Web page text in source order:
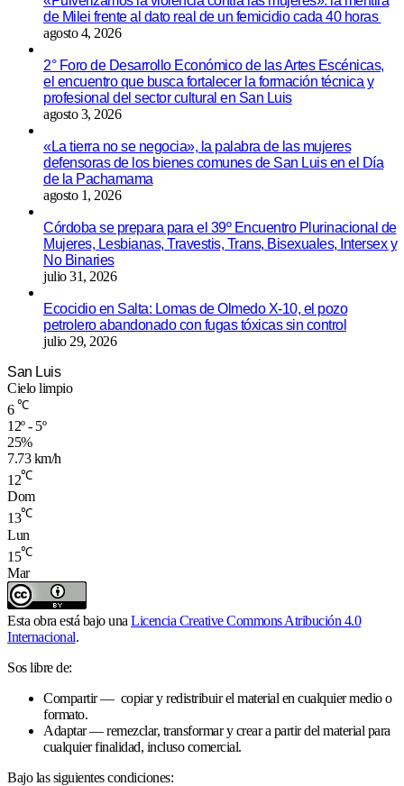
de Milei frente al dato real de un femicidio cada 40 horas
agosto 4, 2026
2° Foro de Desarrollo Económico de las Artes Escénicas,
el encuentro que busca fortalecer la formación técnica y
profesional del sector cultural en San Luis
agosto 3, 2026
«La tierra no se negocia», la palabra de las mujeres
defensoras de los bienes comunes de San Luis en el Día
de la Pachamama
agosto 1, 2026
Córdoba se prepara para el 39º Encuentro Plurinacional de
Mujeres, Lesbianas, Travestis, Trans, Bisexuales, Intersex y
No Binaries
julio 31, 2026
Ecocidio en Salta: Lomas de Olmedo X-10, el pozo
petrolero abandonado con fugas tóxicas sin control
julio 29, 2026
San Luis
Cielo limpio
6 ℃
12º - 5º
25%
7.73 km/h
12℃
Dom
13℃
Lun
15℃
Mar
Esta obra está bajo una Licencia Creative Commons Atribución 4.0
Internacional.
Sos libre de:
Compartir — copiar y redistribuir el material en cualquier medio o
formato.
Adaptar — remezclar, transformar y crear a partir del material para
cualquier finalidad, incluso comercial.
Bajo las siguientes condiciones: